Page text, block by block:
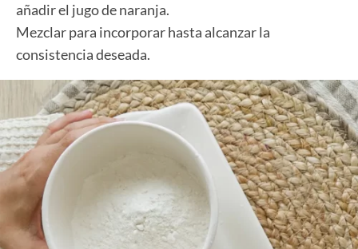
añadir el jugo de naranja.
Mezclar para incorporar hasta alcanzar la
consistencia deseada.